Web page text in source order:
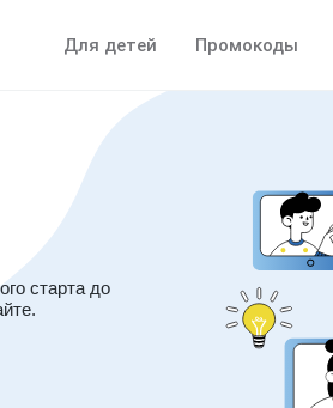
Для детей Промокоды
старта до